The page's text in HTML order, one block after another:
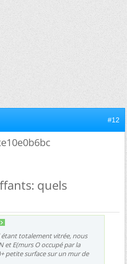
#12
quels
étant totalement vitrée, nous
et E(murs O occupé par la
petite surface sur un mur de